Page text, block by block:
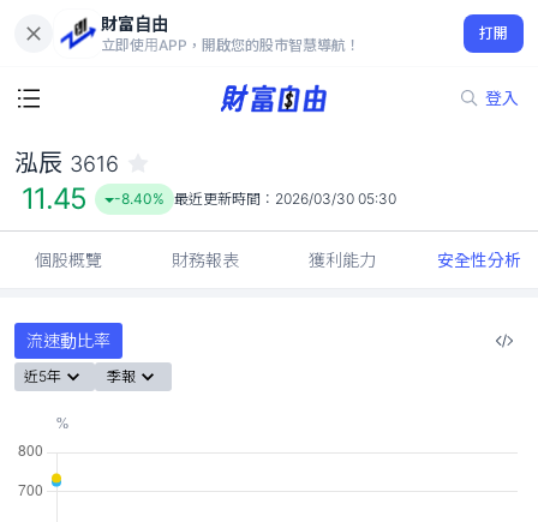
財富自由
立即使用APP，開啟您的股市智慧導航！
打開
登入
11.45
-8.40%
泓辰 3616
11.45 -8.40% 最近更新時間： 2026/03/30 05:30
個股概覽 財務報表 獲利能力 安全性分析
流速動比率
近5年 季報